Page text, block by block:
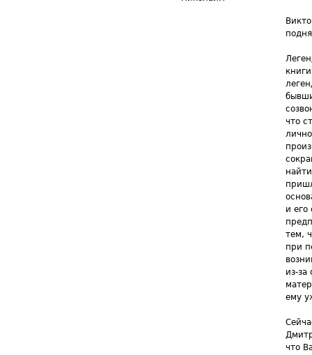
что
и его
тем,
при
из-за
ему
что